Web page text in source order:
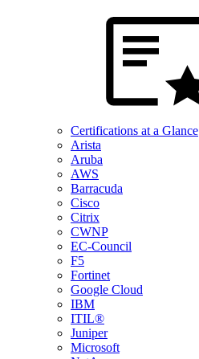
Certifications at a Glance
Arista
Aruba
AWS
Barracuda
Cisco
Citrix
CWNP
EC-Council
F5
Fortinet
Google Cloud
IBM
ITIL®
Juniper
Microsoft